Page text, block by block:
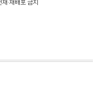
·재배포 금지